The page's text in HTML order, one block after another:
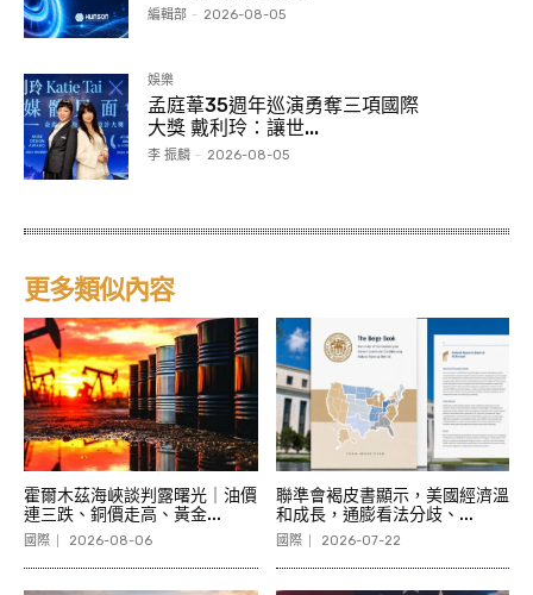
編輯部 - 2026-08-05
娛樂
孟庭葦35週年巡演勇奪三項國際
大獎 戴利玲：讓世...
李 振麟 - 2026-08-05
更多類似內容
霍爾木茲海峽談判露曙光｜油價
連三跌、銅價走高、黃金...
國際 2026-08-06
聯準會褐皮書顯示，美國經濟溫
和成長，通膨看法分歧、...
國際 2026-07-22